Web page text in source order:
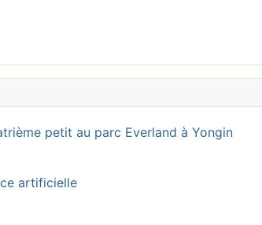
petit au parc Everland à Yongin
artificielle